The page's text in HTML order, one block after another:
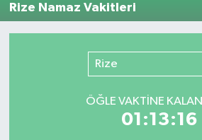
Rize Namaz Vakitleri
Rize
ÖĞLE VAKTİNE KALAN
01:13:16
Trafik Durumu
Süper Lig Puan Durumu ve